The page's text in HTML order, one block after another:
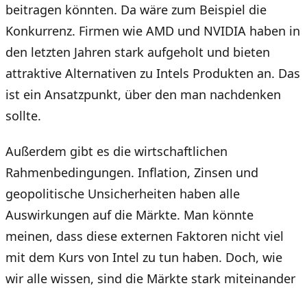
beitragen könnten. Da wäre zum Beispiel die
Konkurrenz. Firmen wie AMD und NVIDIA haben in
den letzten Jahren stark aufgeholt und bieten
attraktive Alternativen zu Intels Produkten an. Das
ist ein Ansatzpunkt, über den man nachdenken
sollte.
Außerdem gibt es die wirtschaftlichen
Rahmenbedingungen. Inflation, Zinsen und
geopolitische Unsicherheiten haben alle
Auswirkungen auf die Märkte. Man könnte
meinen, dass diese externen Faktoren nicht viel
mit dem Kurs von Intel zu tun haben. Doch, wie
wir alle wissen, sind die Märkte stark miteinander